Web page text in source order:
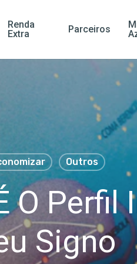
Renda
Extra
Parceiros
Outros
O Perfil
Signo